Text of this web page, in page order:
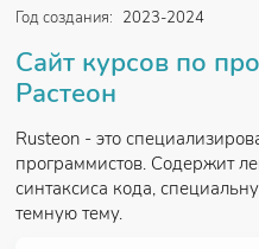
Год создания: 2023-2024
Сайт курсов по
Растеон
Rusteon - это
программистов. Содержит
синтаксиса кода,
темную тему.